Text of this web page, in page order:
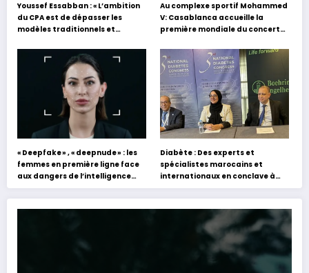
Youssef Essabban : « L’ambition
du CPA est de dépasser les
modèles traditionnels et
s’appuyant sur le partage des
expériences »
Au complexe sportif Mohammed
V: Casablanca accueille la
première mondiale du concert
Hafez
« Deepfake » , « deepnude » : les
femmes en première ligne face
aux dangers de l’intelligence
artificielle
Diabète : Des experts et
spécialistes marocains et
internationaux en conclave à
Tanger